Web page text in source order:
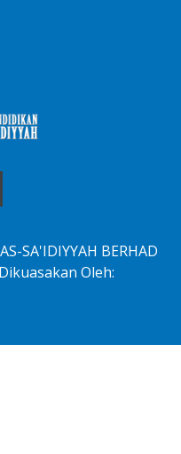
SA'IDIYYAH BERHAD
Oleh: